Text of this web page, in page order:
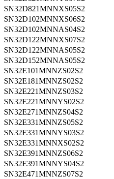
SN32D821MNNXS05S2
SN32D102MNNXS06S2
SN32D102MNNAS04S2
SN32D122MNNXS07S2
SN32D122MNNAS05S2
SN32D152MNNAS05S2
SN32E101MNNZS02S2
SN32E181MNNZS02S2
SN32E221MNNZS03S2
SN32E221MNNYS02S2
SN32E271MNNZS04S2
SN32E331MNNZS05S2
SN32E331MNNYS03S2
SN32E331MNNXS02S2
SN32E391MNNZS06S2
SN32E391MNNYS04S2
SN32E471MNNZS07S2